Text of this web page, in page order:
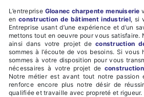
L’entreprise Gloanec charpente menuiserie
enconstruction de bâtiment industriel, si
Entreprise usant d’une expérience et d’un
mettons tout en oeuvre pour vous satisfaire.
ainsi dans votre projet deconstruction
sommes à l’écoute de vos besoins. Si
sommes à votre disposition pour vous
nécessaires à votre projet de
Notre métier est avant tout notre
renforce encore plus notre désir de
qualifiée et travaille avec propreté et rigueur.